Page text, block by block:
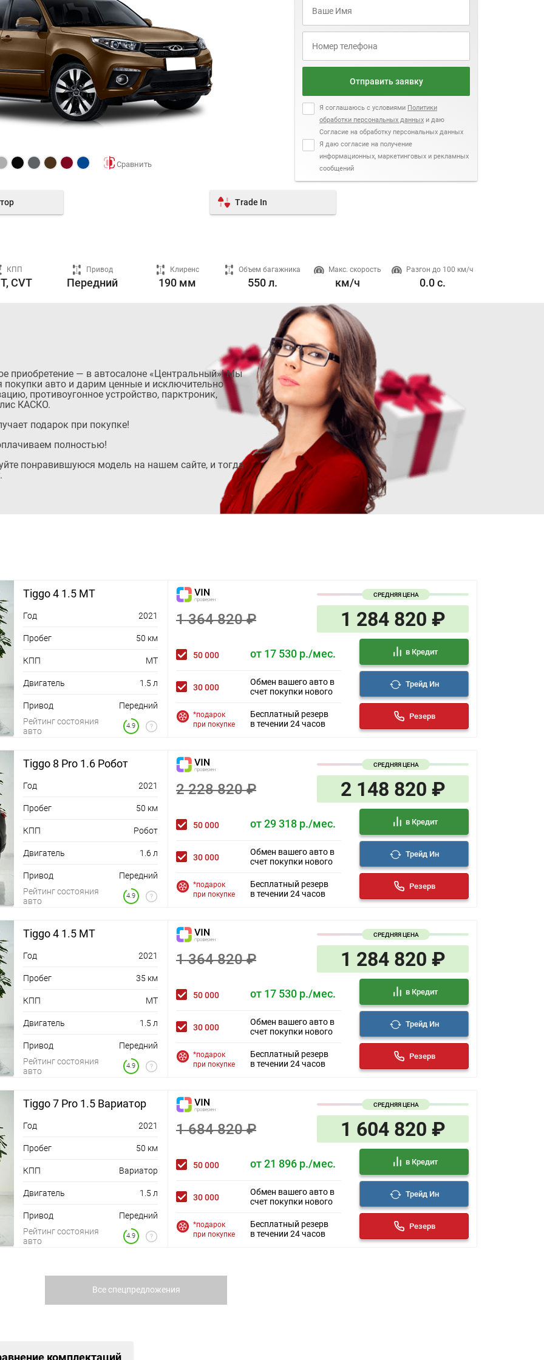
Отправить заявку
Я соглашаюсь с условиями Политики
обработки персональных данных и даю
Согласие на обработку персональных данных
Я даю согласие на получение
информационных, маркетинговых и рекламных
сообщений
Trade In
КПП
CVT
Привод
Передний
Клиренс
190 мм
Объем багажника
550 л.
Макс. скорость
км/ч
Разгон до 100 км/ч
0.0 с.
приобретение — в автосалоне «Центральный»! Мы
авто и дарим ценные и исключительно
противоугонное устройство, парктроник,
КАСКО.
подарок при покупке!
полностью!
понравившуюся модель на нашем сайте, и тогда
Tiggo 4 1.5 MT
Год 2021
Пробег 50 км
КПП MT
Двигатель 1.5 л
Привод
Передний
Рейтинг состояния
авто
4.9
СРЕДНЯЯ ЦЕНА
1 364 820 ₽ 1 284 820 ₽
50 000 от 17 530 р./мес. в Кредит
30 000
Обмен вашего авто в
счет покупки нового
Трейд Ин
*подарок
при покупке
Бесплатный резерв
в течении 24 часов
Резерв
Tiggo 8 Pro 1.6 Робот
Год 2021
Пробег 50 км
КПП Робот
Двигатель 1.6 л
Привод
Передний
Рейтинг состояния
авто
4.9
СРЕДНЯЯ ЦЕНА
2 228 820 ₽ 2 148 820 ₽
50 000 от 29 318 р./мес. в Кредит
30 000
Обмен вашего авто в
счет покупки нового
Трейд Ин
*подарок
при покупке
Бесплатный резерв
в течении 24 часов
Резерв
Tiggo 4 1.5 MT
Год 2021
Пробег 35 км
КПП MT
Двигатель 1.5 л
Привод
Передний
Рейтинг состояния
авто
4.9
СРЕДНЯЯ ЦЕНА
1 364 820 ₽ 1 284 820 ₽
50 000 от 17 530 р./мес. в Кредит
30 000
Обмен вашего авто в
счет покупки нового
Трейд Ин
*подарок
при покупке
Бесплатный резерв
в течении 24 часов
Резерв
Tiggo 7 Pro 1.5 Вариатор
Год 2021
Пробег 50 км
КПП Вариатор
Двигатель 1.5 л
Привод
Передний
Рейтинг состояния
авто
4.9
СРЕДНЯЯ ЦЕНА
1 684 820 ₽ 1 604 820 ₽
50 000 от 21 896 р./мес. в Кредит
30 000
Обмен вашего авто в
счет покупки нового
Трейд Ин
*подарок
при покупке
Бесплатный резерв
в течении 24 часов
Резерв
Все спецпредложения
комплектаций